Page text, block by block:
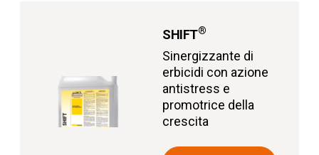
SHIFT®
Sinergizzante di
erbicidi con azione
antistress e
promotrice della
crescita